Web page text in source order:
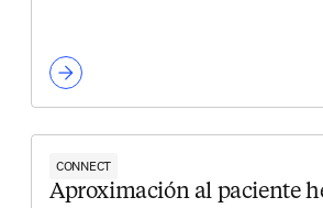
CONNECT
Aproximación al paciente